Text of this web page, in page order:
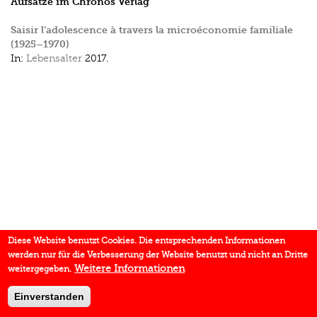
Saisir l’adolescence à travers la microéconomie familiale
(1925–1970)
In: Lebensalter 2017.
Diese Website benutzt Cookies. Die entsprechenden Informationen
werden nur für die Verbesserung der Website benutzt und nicht an Dritte
weitergegeben. Weitere Informationen
Einverstanden